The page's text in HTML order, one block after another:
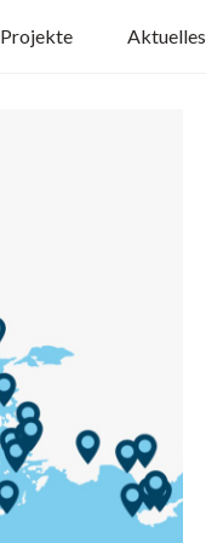
Projekte Aktuelles